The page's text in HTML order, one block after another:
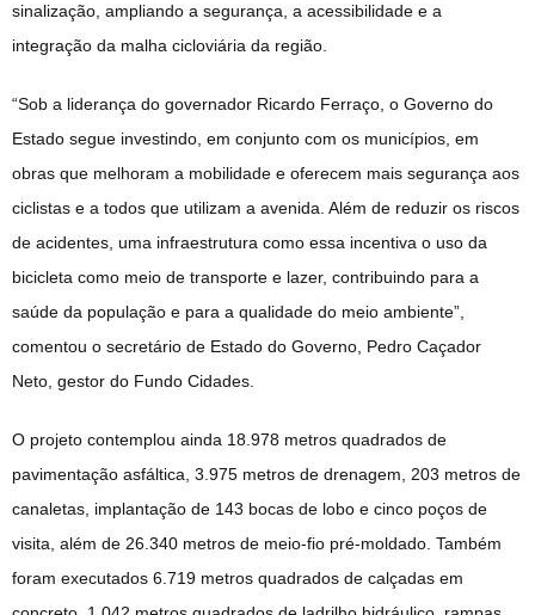
sinalização, ampliando a segurança, a acessibilidade e a
integração da malha cicloviária da região.
“Sob a liderança do governador Ricardo Ferraço, o Governo do
Estado segue investindo, em conjunto com os municípios, em
obras que melhoram a mobilidade e oferecem mais segurança aos
ciclistas e a todos que utilizam a avenida. Além de reduzir os riscos
de acidentes, uma infraestrutura como essa incentiva o uso da
bicicleta como meio de transporte e lazer, contribuindo para a
saúde da população e para a qualidade do meio ambiente”,
comentou o secretário de Estado do Governo, Pedro Caçador
Neto, gestor do Fundo Cidades.
O projeto contemplou ainda 18.978 metros quadrados de
pavimentação asfáltica, 3.975 metros de drenagem, 203 metros de
canaletas, implantação de 143 bocas de lobo e cinco poços de
visita, além de 26.340 metros de meio-fio pré-moldado. Também
foram executados 6.719 metros quadrados de calçadas em